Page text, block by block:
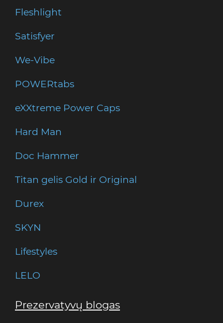
Fleshlight
Satisfyer
We-Vibe
POWERtabs
eXXtreme Power Caps
Hard Man
Doc Hammer
Titan gelis Gold ir Original
Durex
SKYN
Lifestyles
LELO
Prezervatyvų blogas